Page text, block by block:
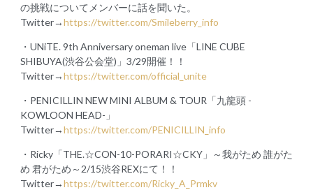
の挑戦についてメンバーに話を聞いた。
Twitter→https://twitter.com/Smileberry_info
・UNiTE. 9th Anniversary oneman live「LINE CUBE
SHIBUYA(渋谷公会堂)」3/29開催！！
Twitter→https://twitter.com/official_unite
・PENICILLIN NEW MINI ALBUM & TOUR「九龍頭 -
KOWLOON HEAD-」
Twitter→https://twitter.com/PENICILLIN_info
・Ricky「THE.☆CON-10-PORARI☆CKY」～我がため 誰がた
め 君がため～2/15渋谷REXにて！！
Twitter→https://twitter.com/Ricky_A_Prmkv